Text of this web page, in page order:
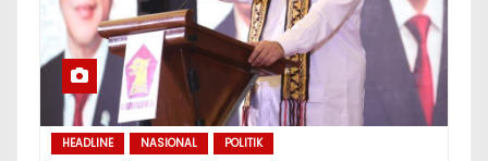
HEADLINE NASIONAL POLITIK